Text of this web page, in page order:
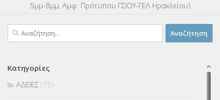
5μμ-8μμ, Αμφ. Πρότυπου ΓΣΙΟΥ-ΓΕΛ Ηρακλείου)
Αναζήτηση
για:
Κατηγορίες
ΑΔΕΙΕΣ (75)